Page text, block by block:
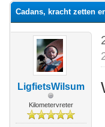
Cadans, kracht zetten
LigfietsWilsum
Kilometervreter